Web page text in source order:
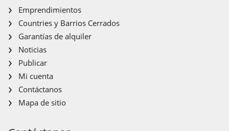
Emprendimientos
Countries y Barrios Cerrados
Garantías de alquiler
Noticias
Publicar
Mi cuenta
Contáctanos
Mapa de sitio